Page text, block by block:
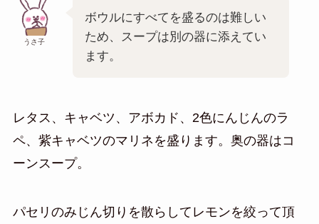
うさ子
ボウルにすべてを盛るのは難しい
ため、スープは別の器に添えてい
ます。
レタス、キャベツ、アボカド、2色にんじんのラ
ペ、紫キャベツのマリネを盛ります。奥の器はコ
ーンスープ。
パセリのみじん切りを散らしてレモンを絞って頂